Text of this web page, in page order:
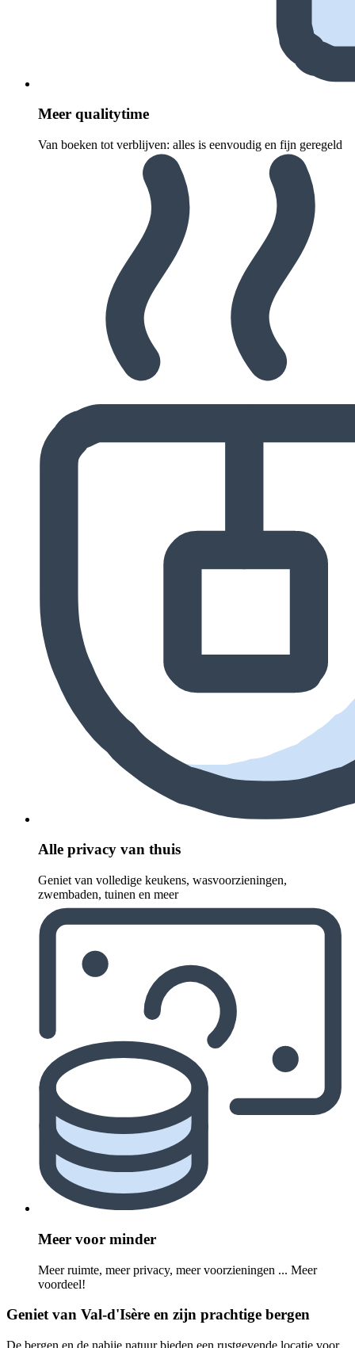
Meer quali­ty­time
Van boeken tot verblijven: alles is eenvoudig en fijn geregeld
Alle privacy van thuis
Geniet van volledige keukens, wasvoorzieningen,
zwembaden, tuinen en meer
Meer voor minder
Meer ruimte, meer privacy, meer voorzieningen ... Meer
voordeel!
Geniet van Val-d'Isère en zijn prachtige bergen
De bergen en de nabije natuur bieden een rustgevende locatie voor